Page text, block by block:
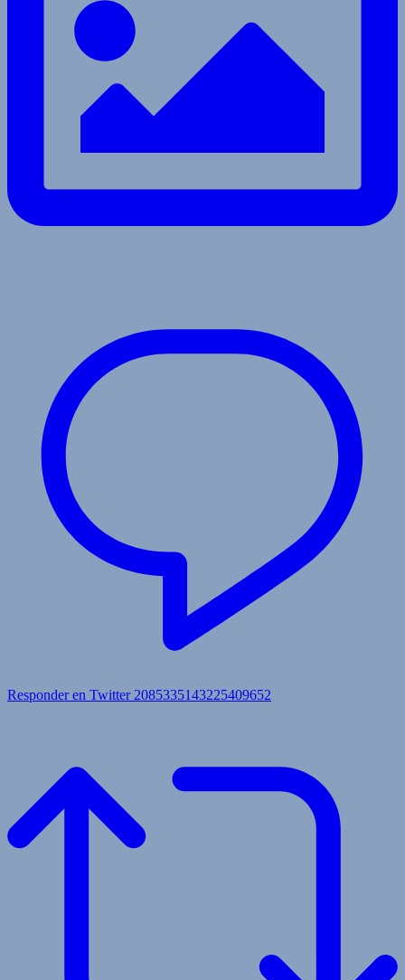
Responder en Twitter 2085335143225409652